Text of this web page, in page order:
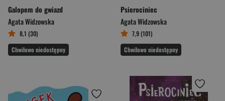
Galopem do gwiazd
Agata Widzowska
8,1 (30)
Chwilowo niedostępny
Psierociniec
Agata Widzowska
7,9 (101)
Chwilowo niedostępny